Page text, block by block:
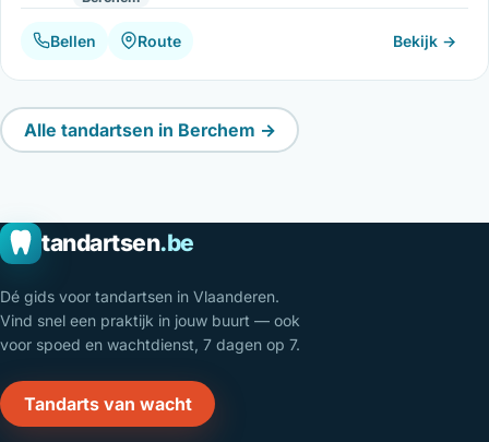
Bellen Route Bekijk →
Alle tandartsen in Berchem →
tandartsen.be
Dé gids voor tandartsen in Vlaanderen.
Vind snel een praktijk in jouw buurt — ook
voor spoed en wachtdienst, 7 dagen op 7.
Tandarts van wacht